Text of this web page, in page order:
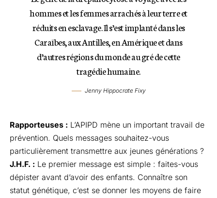
hommes et les femmes arrachés à leur terre et
réduits en esclavage. Il s’est implanté dans les
Caraïbes, aux Antilles, en Amérique et dans
d’autres régions du monde au gré de cette
tragédie humaine.
Jenny Hippocrate Fixy
Rapporteuses : L’APIPD mène un important travail de
prévention. Quels messages souhaitez-vous
particulièrement transmettre aux jeunes générations ?
J.H.F. : Le premier message est simple : faites-vous
dépister avant d’avoir des enfants. Connaître son
statut génétique, c’est se donner les moyens de faire